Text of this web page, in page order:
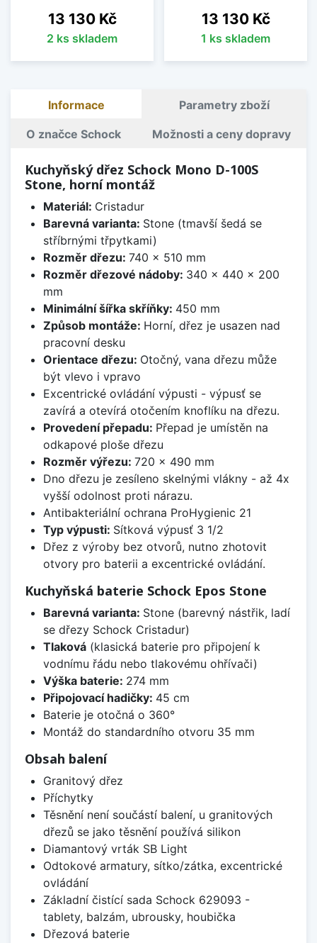
Cena
13 130 Kč
2 ks skladem
Cena
13 130 Kč
1 ks skladem
Informace Parametry zboží
O značce Schock Možnosti a ceny dopravy
Kuchyňský dřez Schock Mono D-100S
Stone, horní montáž
Materiál: Cristadur
Barevná varianta: Stone (tmavší šedá se
stříbrnými třpytkami)
Rozměr dřezu: 740 x 510 mm
Rozměr dřezové nádoby: 340 x 440 x 200
mm
Minimální šířka skříňky: 450 mm
Způsob montáže: Horní, dřez je usazen nad
pracovní desku
Orientace dřezu: Otočný, vana dřezu může
být vlevo i vpravo
Excentrické ovládání výpusti - výpusť se
zavírá a otevírá otočením knoflíku na dřezu.
Provedení přepadu: Přepad je umístěn na
odkapové ploše dřezu
Rozměr výřezu: 720 x 490 mm
Dno dřezu je zesíleno skelnými vlákny - až 4x
vyšší odolnost proti nárazu.
Antibakteriální ochrana ProHygienic 21
Typ výpusti: Sítková výpusť 3 1/2
Dřez z výroby bez otvorů, nutno zhotovit
otvory pro baterii a excentrické ovládání.
Kuchyňská baterie Schock Epos Stone
Barevná varianta: Stone (barevný nástřik, ladí
se dřezy Schock Cristadur)
Tlaková(klasická baterie pro připojení k
vodnímu řádu nebo tlakovému ohřívači)
Výška baterie: 274 mm
Připojovací hadičky: 45 cm
Baterie je otočná o 360°
Montáž do standardního otvoru 35 mm
Obsah balení
Granitový dřez
Příchytky
Těsnění není součástí balení, u granitových
dřezů se jako těsnění používá silikon
Diamantový vrták SB Light
Odtokové armatury, sítko/zátka, excentrické
ovládání
Základní čistící sada Schock 629093 -
tablety, balzám, ubrousky, houbička
Dřezová baterie